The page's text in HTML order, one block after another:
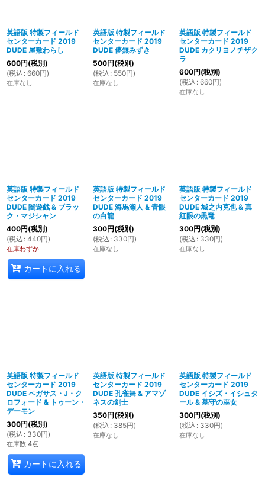
英語版 特製フィールド
センターカード 2019
DUDE 屋敷わらし
600円(税別)
(税込 : 660円)
在庫なし
英語版 特製フィールド
センターカード 2019
DUDE 儚無みずき
500円(税別)
(税込 : 550円)
在庫なし
英語版 特製フィールド
センターカード 2019
DUDE カクリヨノチザク
ラ
600円(税別)
(税込 : 660円)
在庫なし
英語版 特製フィールド
センターカード 2019
DUDE 闇遊戯 & ブラッ
ク・マジシャン
400円(税別)
(税込 : 440円)
在庫わずか
カートに入れる
英語版 特製フィールド
センターカード 2019
DUDE 海馬瀬人 & 青眼
の白龍
300円(税別)
(税込 : 330円)
在庫なし
英語版 特製フィールド
センターカード 2019
DUDE 城之内克也 & 真
紅眼の黒竜
300円(税別)
(税込 : 330円)
在庫なし
英語版 特製フィールド
センターカード 2019
DUDE ペガサス・J・ク
ロフォード & トゥーン・
デーモン
300円(税別)
(税込 : 330円)
在庫数 4点
カートに入れる
英語版 特製フィールド
センターカード 2019
DUDE 孔雀舞 & アマゾ
ネスの剣士
350円(税別)
(税込 : 385円)
在庫なし
英語版 特製フィールド
センターカード 2019
DUDE イシズ・イシュタ
ール & 墓守の巫女
300円(税別)
(税込 : 330円)
在庫なし